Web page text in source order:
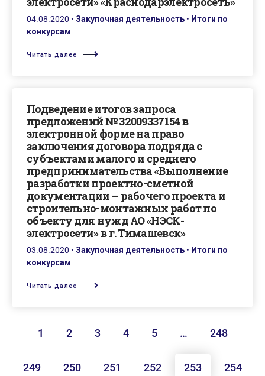
04.08.2020 • Закупочная деятельность • Итоги по
конкурсам
Читать далее
Подведение итогов запроса
предложений № 32009337154 в
электронной форме на право
заключения договора подряда с
субъектами малого и среднего
предпринимательства «Выполнение
разработки проектно-сметной
документации – рабочего проекта и
строительно-монтажных работ по
объекту для нужд АО «НЭСК-
электросети» в г. Тимашевск»
03.08.2020 • Закупочная деятельность • Итоги по
конкурсам
Читать далее
1 2 3 4 5 … 248
249 250 251 252 253 254